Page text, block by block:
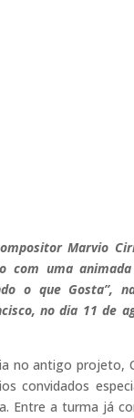
Marvio
com uma
o que Gosta”,
no dia 11 de
no antigo projeto,
convidados
Entre a turma já